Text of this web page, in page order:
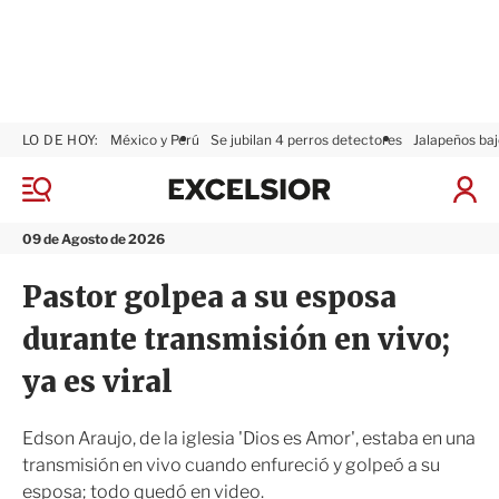
M
n
09 de Agosto de 2026
LO DE HOY: México y Perú Se jubilan 4 perros detectores Jalapeños
I
ó
n
x
r
Pastor golpea a su esposa
durante transmisión en vivo;
ya es viral
Edson Araujo, de la iglesia 'Dios es Amor', estaba en una
transmisión en vivo cuando enfureció y golpeó a su
esposa; todo quedó en video.